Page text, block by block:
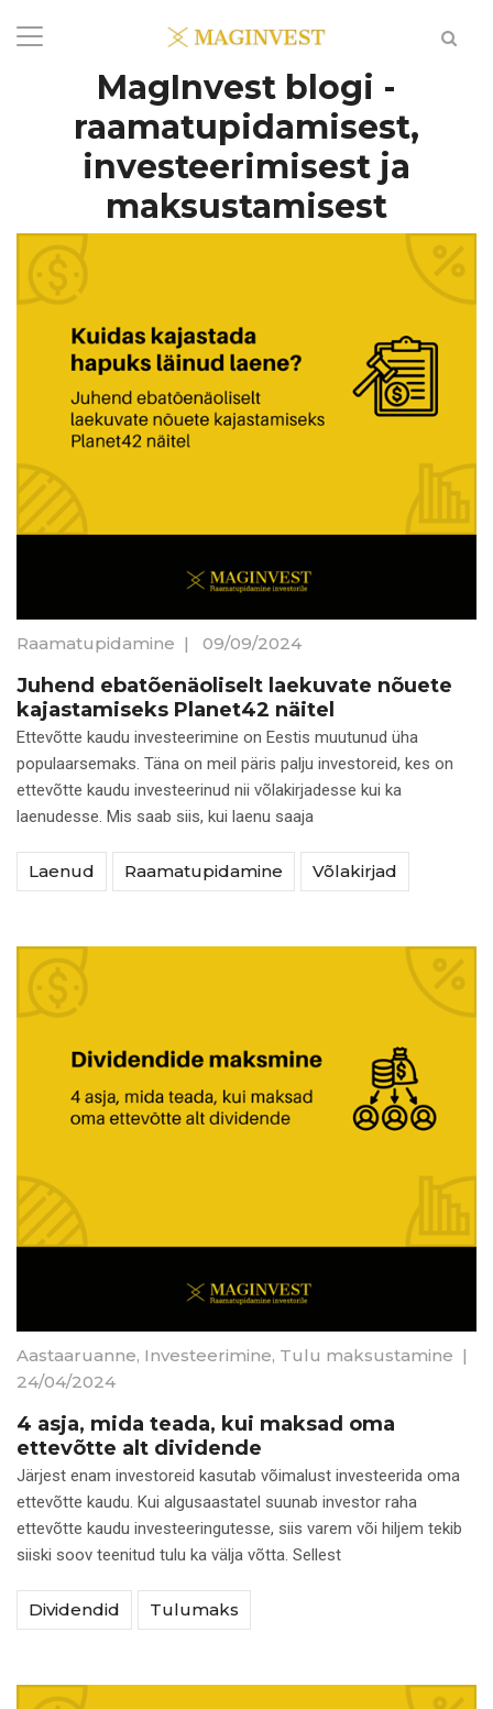
MagInvest blogi -
raamatupidamisest,
investeerimisest ja
maksustamisest
Raamatupidamine | 09/09/2024
Juhend ebatõenäoliselt laekuvate nõuete
kajastamiseks Planet42 näitel
Ettevõtte kaudu investeerimine on Eestis muutunud üha
populaarsemaks. Täna on meil päris palju investoreid, kes on
ettevõtte kaudu investeerinud nii võlakirjadesse kui ka
laenudesse. Mis saab siis, kui laenu saaja
Laenud Raamatupidamine Võlakirjad
Aastaaruanne, Investeerimine, Tulu maksustamine |
24/04/2024
4 asja, mida teada, kui maksad oma
ettevõtte alt dividende
Järjest enam investoreid kasutab võimalust investeerida oma
ettevõtte kaudu. Kui algusaastatel suunab investor raha
ettevõtte kaudu investeeringutesse, siis varem või hiljem tekib
siiski soov teenitud tulu ka välja võtta. Sellest
Dividendid Tulumaks